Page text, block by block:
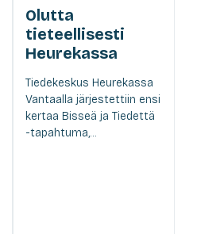
Olutta
tieteellisesti
Heurekassa
Tiedekeskus Heurekassa
Vantaalla järjestettiin ensi
kertaa Bisseä ja Tiedettä
-tapahtuma,...